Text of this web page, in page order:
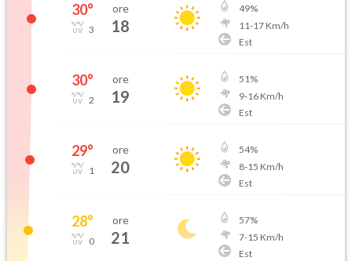
30°
3
ore
18
49%
11-17Km/h
Est
30°
2
ore
19
51%
9-16Km/h
Est
29°
1
ore
20
54%
8-15 Km/h
Est
28°
0
ore
21
57%
7-15 Km/h
Est